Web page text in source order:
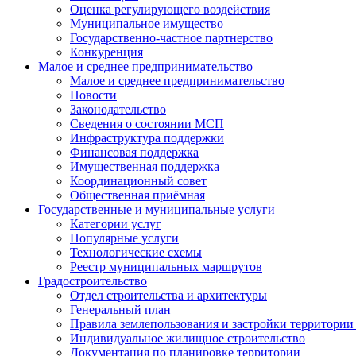
Оценка регулирующего воздействия
Муниципальное имущество
Государственно-частное партнерство
Конкуренция
Малое и среднее предпринимательство
Малое и среднее предпринимательство
Новости
Законодательство
Сведения о состоянии МСП
Инфраструктура поддержки
Финансовая поддержка
Имущественная поддержка
Координационный совет
Общественная приёмная
Государственные и муниципальные услуги
Категории услуг
Популярные услуги
Технологические схемы
Реестр муниципальных маршрутов
Градостроительство
Отдел строительства и архитектуры
Генеральный план
Правила землепользования и застройки
Индивидуальное жилищное строительство
Документация по планировке территории